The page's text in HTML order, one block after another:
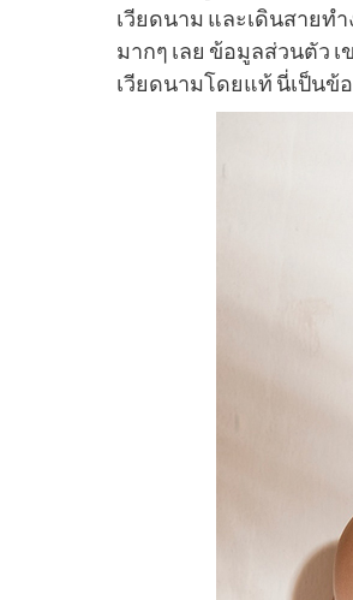
เวียดนาม และเดินสายท
มากๆ เลย ข้อมูลส่วนตัว
เวียดนามโดยแท้ นี่เป็นข้